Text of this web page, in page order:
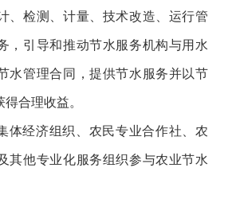
、检测、计量、技术改造、运行管
，引导和推动节水服务机构与用水
水管理合同，提供节水服务并以节
合理收益。
体经济组织、农民专业合作社、农
其他专业化服务组织参与农业节水